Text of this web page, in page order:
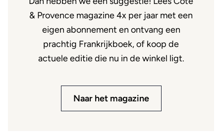
& Provence magazine 4x per jaar met een
eigen abonnement en ontvang een
prachtig Frankrijkboek, of koop de
actuele editie die nu in de winkel ligt.
Naar het magazine